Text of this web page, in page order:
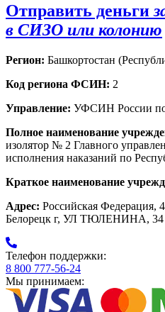
Отправить деньги
в СИЗО или колонию
Регион: Башкортостан
Код региона ФСИН: 2
Управление: УФСИН России по
Полное наименование
изолятор № 2 Главного
исполнения наказаний по
Краткое наименование
Адрес: Российская Федерация,
Белорецк г, УЛ ТЮЛЕНИНА, 34
Телефон поддержки:
8 800 777-56-24
Мы принимаем: